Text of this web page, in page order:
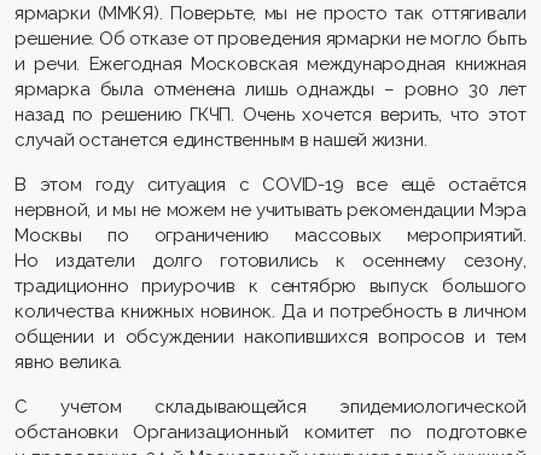
ярмарки (ММКЯ). Поверьте, мы не просто так оттягивали
решение. Об отказе от проведения ярмарки не могло быть
и речи. Ежегодная Московская международная книжная
ярмарка была отменена лишь однажды – ровно 30 лет
назад по решению ГКЧП. Очень хочется верить, что этот
случай останется единственным в нашей жизни.
В этом году ситуация с СOVID-19 все ещё остаётся
нервной, и мы не можем не учитывать рекомендации Мэра
Москвы по ограничению массовых мероприятий.
Но издатели долго готовились к осеннему сезону,
традиционно приурочив к сентябрю выпуск большого
количества книжных новинок. Да и потребность в личном
общении и обсуждении накопившихся вопросов и тем
явно велика.
С учетом складывающейся эпидемиологической
обстановки Организационный комитет по подготовке